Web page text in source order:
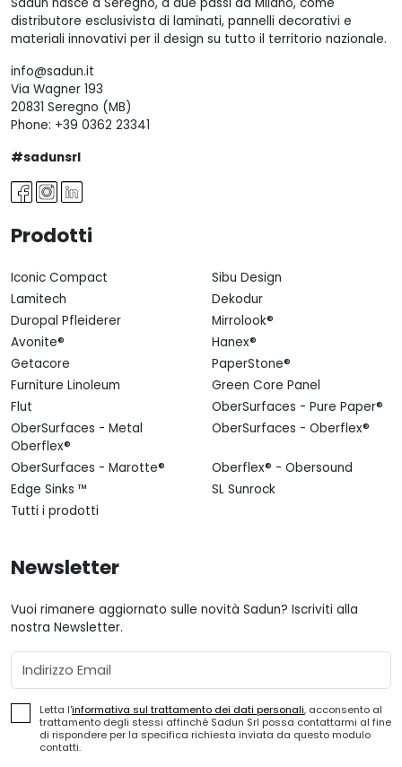
distributore esclusivista di laminati, pannelli decorativi e
materiali innovativi per il design su tutto il territorio nazionale.
info@sadun.it
Via Wagner 193
20831 Seregno (MB)
Phone: +39 0362 23341
#sadunsrl
Prodotti
Iconic Compact
Sibu Design
Lamitech
Dekodur
Duropal Pfleiderer
Mirrolook®
Avonite®
Hanex®
Getacore
PaperStone®
Furniture Linoleum
Green Core Panel
Flut
OberSurfaces - Pure Paper®
OberSurfaces - Metal
Oberflex®
OberSurfaces - Oberflex®
OberSurfaces - Marotte®
Oberflex® - Obersound
Edge Sinks ™
SL Sunrock
Tutti i prodotti
Newsletter
Vuoi rimanere aggiornato sulle novità Sadun? Iscriviti alla
nostra Newsletter.
Email
Letta l'informativa sul trattamento dei dati personali, acconsento al
trattamento degli stessi affinché Sadun Srl possa contattarmi al fine
di rispondere per la specifica richiesta inviata da questo modulo
contatti.